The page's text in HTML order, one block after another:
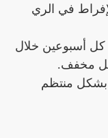
في الري
كل أسبوعين خلال
مخفف.
بشكل منتظم